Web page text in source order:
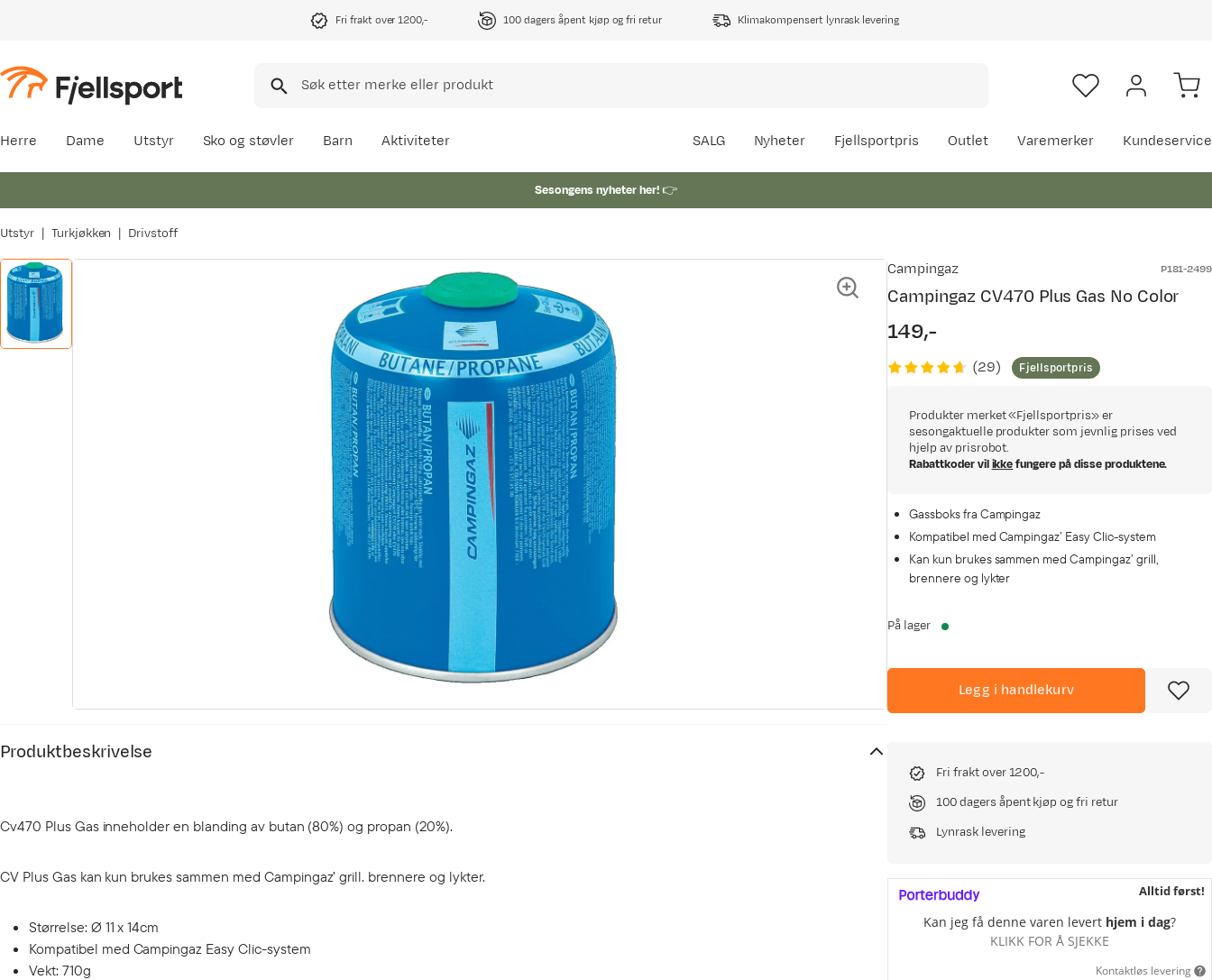
Fri frakt over 1200,- 100 dagers åpent kjøp og fri retur Klimakompensert lynrask levering
Herre Dame Utstyr Sko og støvler Barn Aktiviteter SALG Nyheter Fjellsportpris Outlet Varemerker Kundeservice
Sesongens nyheter her!👉
Utstyr Turkjøkken Drivstoff
Produktbeskrivelse
Cv470 Plus Gas inneholder en blanding av butan (80%) og propan (20%).
CV Plus Gas kan kun brukes sammen med Campingaz’ grill. brennere og lykter.
Størrelse: Ø 11 x 14cm
Kompatibel med Campingaz Easy Clic-system
Vekt: 710g
Campingaz P181-2499
Campingaz CV470 Plus Gas No Color
price
149,-
(29) Fjellsportpris
Produkter merket «Fjellsportpris» er
sesongaktuelle produkter som jevnlig prises ved
hjelp av prisrobot.
Rabattkoder vilikkefungere på disse produktene.
Gassboks fra Campingaz
Kompatibel med Campingaz’ Easy Clic-system
Kan kun brukes sammen med Campingaz’ grill,
brennere og lykter
På lager
Legg i handlekurv
Fri frakt over 1200,-
100 dagers åpent kjøp og fri retur
Lynrask levering
Alltid først!
Kan jeg få denne varen levert hjem i dag?
KLIKK FOR Å SJEKKE
Kontaktløs levering